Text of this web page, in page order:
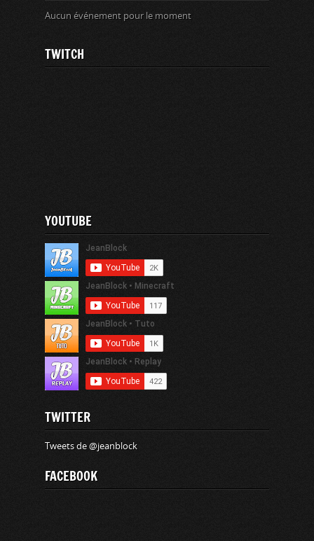
Aucun événement pour le moment
TWITCH
YOUTUBE
TWITTER
Tweets de @jeanblock
FACEBOOK